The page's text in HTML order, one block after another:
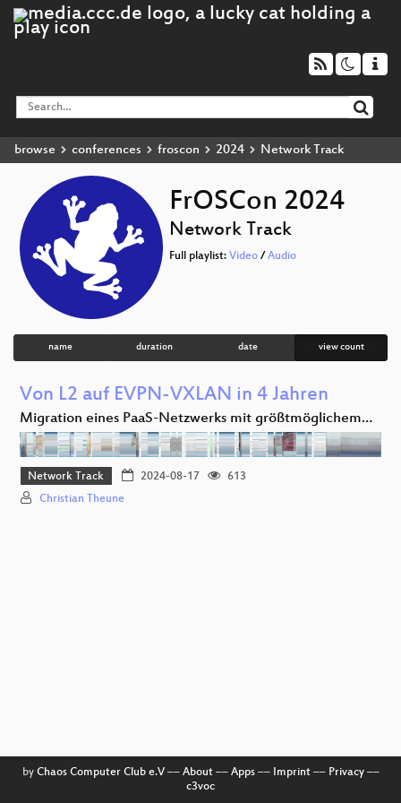
browse conferences froscon 2024 Network Track
FrOSCon 2024
Network Track
Full playlist: Video / Audio
name duration date view count
Von L2 auf EVPN-VXLAN in 4 Jahren
Migration eines PaaS-Netzwerks mit größtmöglichem…
Network Track 2024-08-17
613
Christian Theune
by Chaos Computer Club e.V–– About–– Apps–– Imprint–– Privacy––
c3voc